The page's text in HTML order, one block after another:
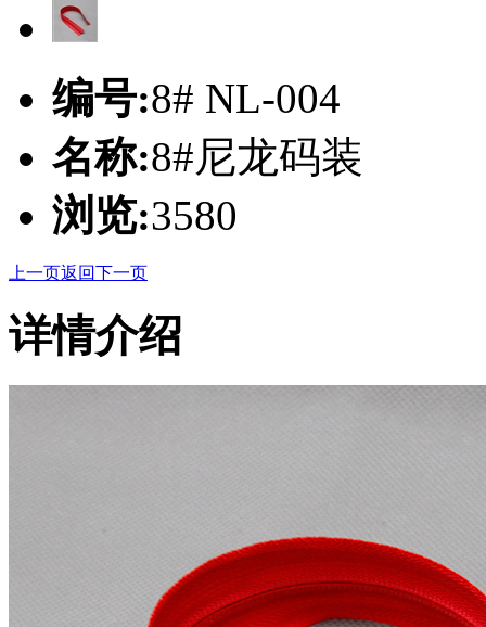
编号:8# NL-004
名称:8#尼龙码装
浏览:3580
上一页返回下一页
详情介绍